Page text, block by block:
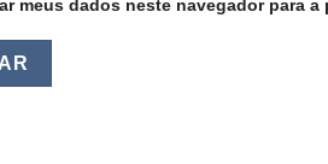
meus dados neste navegador para a